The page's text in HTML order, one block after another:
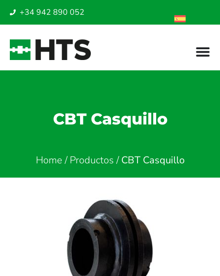
+34 942 890 052
CBT Casquillo
Home/Productos/CBT Casquillo